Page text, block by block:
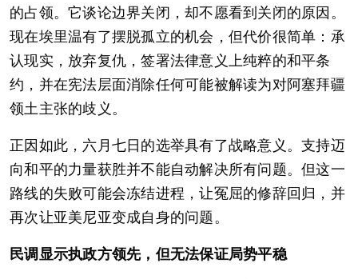
的占领。它谈论边界关闭，却不愿看到关闭的原因。
现在埃里温有了摆脱孤立的机会，但代价很简单：承
认现实，放弃复仇，签署法律意义上纯粹的和平条
约，并在宪法层面消除任何可能被解读为对阿塞拜疆
领土主张的歧义。
正因如此，六月七日的选举具有了战略意义。支持迈
向和平的力量获胜并不能自动解决所有问题。但这一
路线的失败可能会冻结进程，让冤屈的修辞回归，并
再次让亚美尼亚变成自身的问题。
民调显示执政方领先，但无法保证局势平稳